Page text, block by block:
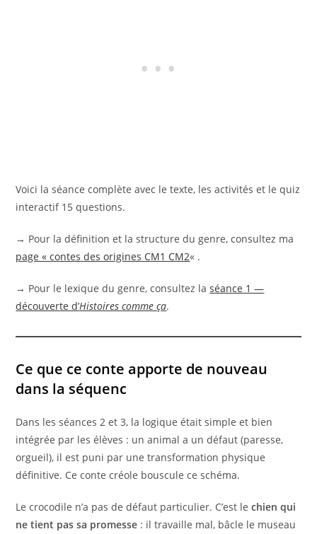
Voici la séance complète avec le texte, les activités et le quiz
interactif 15 questions.
→ Pour la définition et la structure du genre, consultez ma
page « contes des origines CM1 CM2« .
→ Pour le lexique du genre, consultez laséance 1 —
découverte d’Histoires comme ça.
Ce que ce conte apporte de nouveau
dans la séquenc
Dans les séances 2 et 3, la logique était simple et bien
intégrée par les élèves : un animal a un défaut (paresse,
orgueil), il est puni par une transformation physique
définitive. Ce conte créole bouscule ce schéma.
Le crocodile n’a pas de défaut particulier. C’est lechien qui
ne tient pas sa promesse : il travaille mal, bâcle le museau